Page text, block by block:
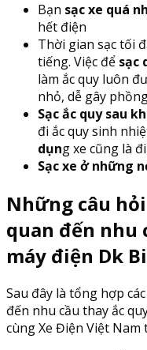
Bạn sạc xe quá
hết điện
Thời gian sạc tối
tiếng. Việc để sạc
làm ắc quy luôn
nhỏ, dễ gây
Sạc ắc quy sau
đi ắc quy sinh
dụng xe cũng là
Sạc xe ở những
Những câu
quan đến nhu
máy điện Dk
Sau đây là tổng hợp
đến nhu cầu thay ắc
cùng Xe Điện Việt Nam